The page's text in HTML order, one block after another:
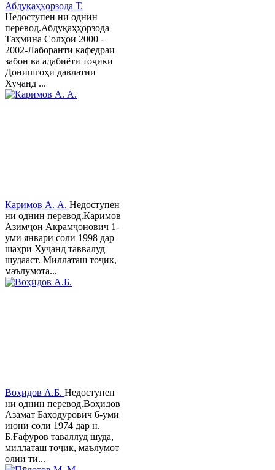
Абдуқаҳҳорзода Т.
Недоступен ни однин
перевод.Абдуқаҳҳорзода
Таҳмина Солҳои 2000 -
2002-Лаборанти кафедраи
забон ва адабиёти тоҷики
Донишгоҳи давлатии
Хуҷанд ...
Каримов А. А. Недоступен
ни однин перевод.Каримов
Азимҷон Акрамҷонович 1-
уми январи соли 1998 дар
шаҳри Хуҷанд таввалуд
шудааст. Миллаташ тоҷик,
маълумота...
Воҳидов А.Б. Недоступен
ни однин перевод.Воҳидов
Азамат Баҳодурович 6-уми
июни соли 1974 дар н.
Б.Ғафуров таваллуд шуда,
миллаташ тоҷик, маълумот
олии ти...